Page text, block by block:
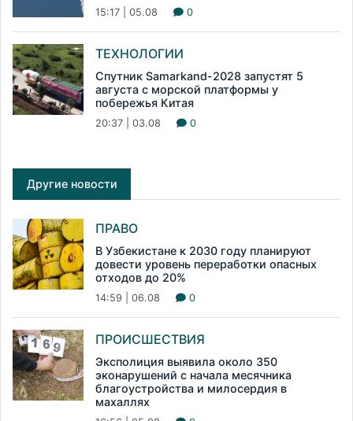
15:17 | 05.08 0
ТЕХНОЛОГИИ
Спутник Samarkand-2028 запустят 5
августа с морской платформы у
побережья Китая
20:37 | 03.08 0
Другие новости
ПРАВО
В Узбекистане к 2030 году планируют
довести уровень переработки опасных
отходов до 20%
14:59 | 06.08 0
ПРОИСШЕСТВИЯ
Эксполиция выявила около 350
эконарушений с начала месячника
благоустройства и милосердия в
махаллях